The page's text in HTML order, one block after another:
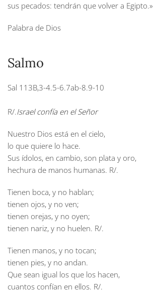
sus pecados: tendrán que volver a Egipto.»
Palabra de Dios
Salmo
Sal 113B,3-4.5-6.7ab-8.9-10
R/.Israel confía en el Señor
Nuestro Dios está en el cielo,
lo que quiere lo hace.
Sus ídolos, en cambio, son plata y oro,
hechura de manos humanas. R/.
Tienen boca, y no hablan;
tienen ojos, y no ven;
tienen orejas, y no oyen;
tienen nariz, y no huelen. R/.
Tienen manos, y no tocan;
tienen pies, y no andan.
Que sean igual los que los hacen,
cuantos confían en ellos. R/.